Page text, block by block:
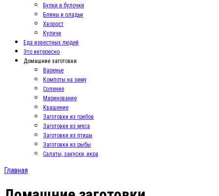
Булки и булочки
Блины и оладьи
Хворост
Куличи
Еда известных людей
Это интересно
Домашние заготовки
Варенье
Компоты на зиму
Соление
Маринование
Квашение
Заготовки из грибов
Заготовки из мяса
Заготовки из птицы
Заготовки из рыбы
Салаты, закуски, икра
Главная